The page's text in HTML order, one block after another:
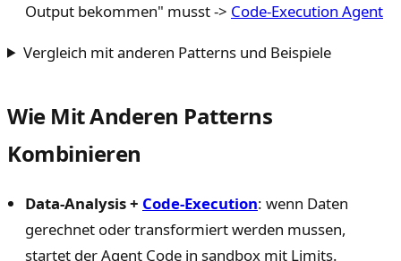
Output bekommen" musst -> Code-Execution Agent
Vergleich mit anderen Patterns und Beispiele
Wie Mit Anderen Patterns
Kombinieren
Data-Analysis + Code-Execution: wenn Daten
gerechnet oder transformiert werden mussen,
startet der Agent Code in sandbox mit Limits.